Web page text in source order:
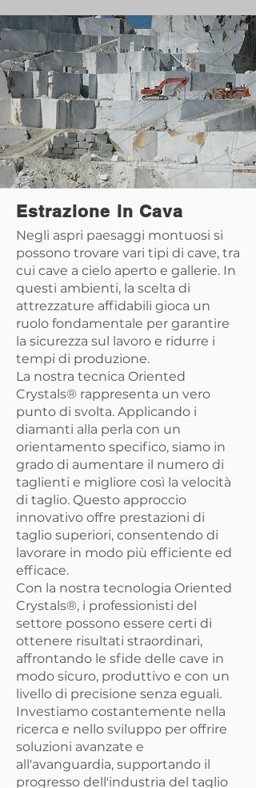
Estrazione in Cava
Negli aspri paesaggi montuosi si
possono trovare vari tipi di cave, tra
cui cave a cielo aperto e gallerie. In
questi ambienti, la scelta di
attrezzature affidabili gioca un
ruolo fondamentale per garantire
la sicurezza sul lavoro e ridurre i
tempi di produzione.
La nostra tecnica Oriented
Crystals® rappresenta un vero
punto di svolta. Applicando i
diamanti alla perla con un
orientamento specifico, siamo in
grado di aumentare il numero di
taglienti e migliore così la velocità
di taglio. Questo approccio
innovativo offre prestazioni di
taglio superiori, consentendo di
lavorare in modo più efficiente ed
efficace.
Con la nostra tecnologia Oriented
Crystals®, i professionisti del
settore possono essere certi di
ottenere risultati straordinari,
affrontando le sfide delle cave in
modo sicuro, produttivo e con un
livello di precisione senza eguali.
Investiamo costantemente nella
ricerca e nello sviluppo per offrire
soluzioni avanzate e
all'avanguardia, supportando il
progresso dell'industria del taglio